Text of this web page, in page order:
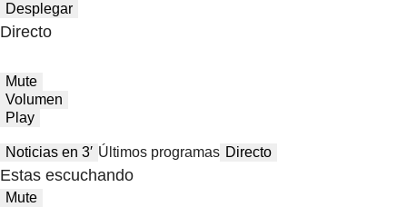
Desplegar
Directo
Mute
Volumen
Play
Noticias en 3′ Últimos programas Directo
Estas escuchando
Mute